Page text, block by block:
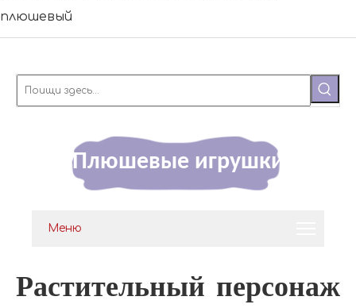
плюшевый
Плюшевые игрушки
Меню
Растительный персонаж